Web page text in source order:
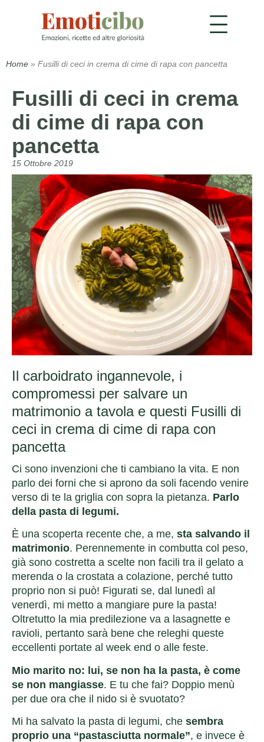
Home » Fusilli di ceci in crema di cime di rapa con pancetta
Fusilli di ceci in crema
di cime di rapa con
pancetta
15 Ottobre 2019
Il carboidrato ingannevole, i
compromessi per salvare un
matrimonio a tavola e questi Fusilli di
ceci in crema di cime di rapa con
pancetta
Ci sono invenzioni che ti cambiano la vita. E non
parlo dei forni che si aprono da soli facendo venire
verso di te la griglia con sopra la pietanza. Parlo
della pasta di legumi.
È una scoperta recente che, a me, sta salvando il
matrimonio. Perennemente in combutta col peso,
già sono costretta a scelte non facili tra il gelato a
merenda o la crostata a colazione, perché tutto
proprio non si può! Figurati se, dal lunedì al
venerdì, mi metto a mangiare pure la pasta!
Oltretutto la mia predilezione va a lasagnette e
ravioli, pertanto sarà bene che releghi queste
eccellenti portate al week end o alle feste.
Mio marito no: lui, se non ha la pasta, è come
se non mangiasse. E tu che fai? Doppio menù
per due ora che il nido si è svuotato?
Mi ha salvato la pasta di legumi, che sembra
proprio una “pastasciutta normale”, e invece è